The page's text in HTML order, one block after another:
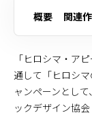
概要 関連
「ヒロシマ・ア
通して「ヒロシ
ャンペーンとし
ックデザイン協